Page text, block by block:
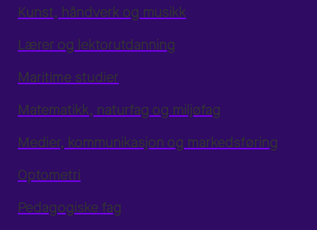
Kunst, håndverk og musikk
Lærer og lektorutdanning
Maritime studier
Matematikk, naturfag og miljøfag
Medier, kommunikasjon og markedsføring
Optometri
Pedagogiske fag